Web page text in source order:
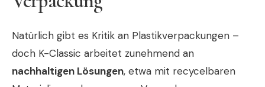
Natürlich gibt es Kritik an Plastikverpackungen –
doch K-Classic arbeitet zunehmend an
nachhaltigen Lösungen, etwa mit recycelbaren